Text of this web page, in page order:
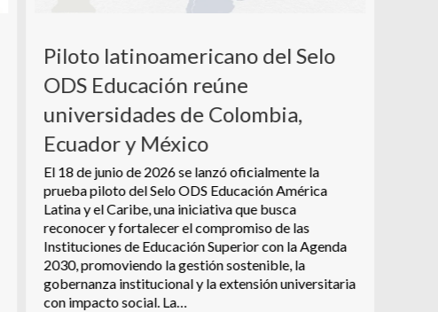
Piloto latinoamericano del Selo
ODS Educación reúne
universidades de Colombia,
Ecuador y México
El 18 de junio de 2026 se lanzó oficialmente la
prueba piloto del Selo ODS Educación América
Latina y el Caribe, una iniciativa que busca
reconocer y fortalecer el compromiso de las
Instituciones de Educación Superior con la Agenda
2030, promoviendo la gestión sostenible, la
gobernanza institucional y la extensión universitaria
con impacto social. La…